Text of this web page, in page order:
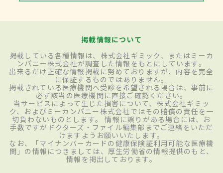
掲載情報について
掲載している各種情報は、株式会社ギミック、またはミーカ
ンパニー株式会社が調査した情報をもとにしています。
出来るだけ正確な情報掲載に努めておりますが、内容を完全
に保証するものではありません。
掲載されている医療機関へ受診を希望される場合は、事前に
必ず該当の医療機関に直接ご確認ください。
当サービスによって生じた損害について、株式会社ギミッ
ク、およびミーカンパニー株式会社ではその賠償の責任を一
切負わないものとします。 情報に誤りがある場合には、お
手数ですがドクターズ・ファイル編集部までご連絡をいただ
けますようお願いいたします。
なお、「マイナンバーカードの健康保険証利用可能な医療機
関」の情報につきましては、厚生労働省の情報提供のもと、
情報を掲出しております。